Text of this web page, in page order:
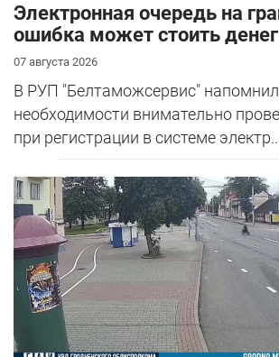
Электронная очередь на
ошибка может стоить денег
07 августа 2026
В РУП "Белтаможсервис"
необходимости внимательно
при регистрации в системе